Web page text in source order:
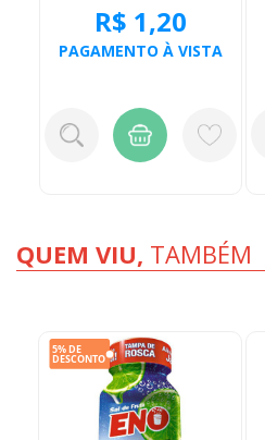
R$ 1,20
PAGAMENTO À VISTA
QUEM VIU, TAMBÉM